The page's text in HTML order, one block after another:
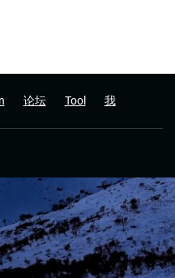
论坛 Tool 我